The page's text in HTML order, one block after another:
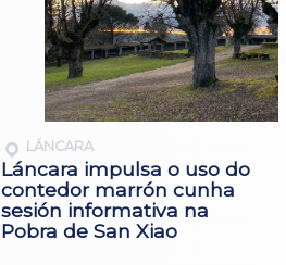
LÁNCARA
Láncara impulsa o uso do
contedor marrón cunha
sesión informativa na
Pobra de San Xiao